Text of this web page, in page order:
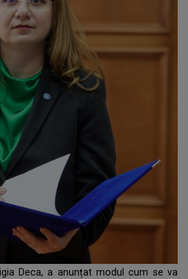
Deca, a anunțat modul cum se va